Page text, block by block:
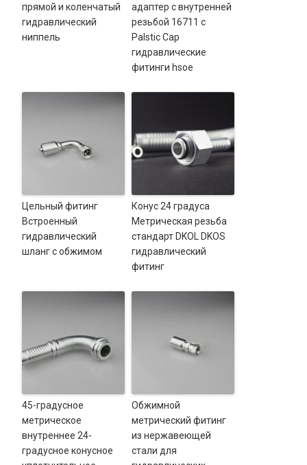
прямой и коленчатый
гидравлический
ниппель
адаптер с внутренней
резьбой 16711 с
Palstic Cap
гидравлические
фитинги hsoe
Цельный фитинг
Встроенный
гидравлический
шланг с обжимом
Конус 24 градуса
Метрическая резьба
стандарт DKOL DKOS
гидравлический
фитинг
45-градусное
метрическое
внутреннее 24-
градусное конусное
Обжимной
метрический фитинг
из нержавеющей
стали для